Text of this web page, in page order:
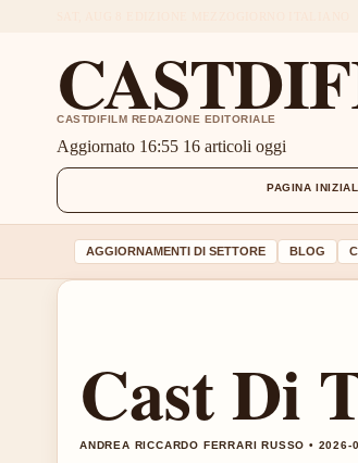
CASTDIFILM REDAZIONE EDITORIALE
Aggiornato 16:55 16 articoli oggi
PAGINA
AGGIORNAMENTI DI SETTORE BLOG
Cast Di
ANDREA RICCARDO FERRARI RUSSO •